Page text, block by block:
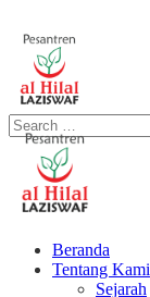
Beranda
Tentang Kami
Sejarah